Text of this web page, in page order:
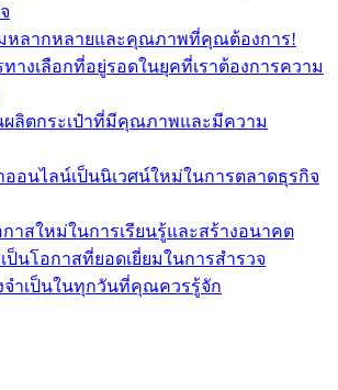
หลากหลายและคุณภาพที่คุณต้องการ!
ทางเลือกที่อยู่รอดในยุคที่เราต้องการความ
ผลิตกระเป๋าที่มีคุณภาพและมีความ
อนไลน์เป็นนิเวศน์ใหม่ในการตลาดธุรกิจ
าสใหม่ในการเรียนรู้และสร้างอนาคต
ป็นโอกาสที่ยอดเยี่ยมในการสำรวจ
จำเป็นในทุกวันที่คุณควรรู้จัก